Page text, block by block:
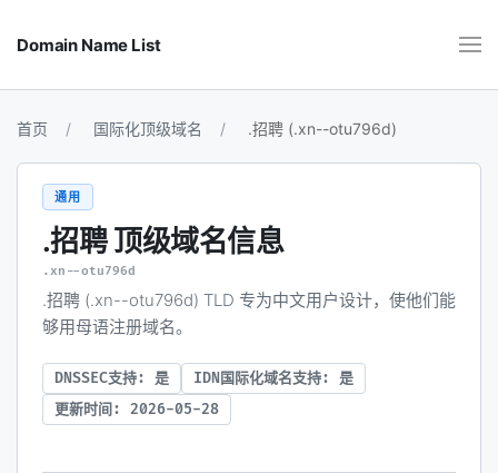
Domain Name List
首页 国际化顶级域名 .招聘 (.xn--otu796d)
通用
.招聘 顶级域名信息
.xn--otu796d
.招聘 (.xn--otu796d) TLD 专为中文用户设计，使他们能
够用母语注册域名。
DNSSEC支持: 是
IDN国际化域名支持: 是
更新时间: 2026-05-28